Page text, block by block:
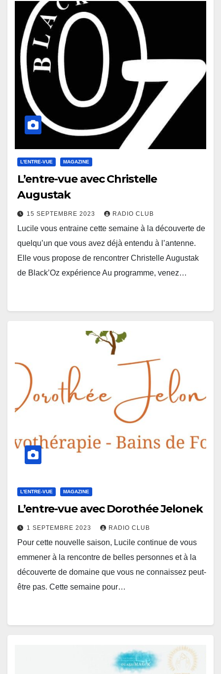
L'ENTRE-VUE MAGAZINE
L’entre-vue avec Christelle
Augustak
15 SEPTEMBRE 2023 RADIO CLUB
Lucile vous entraine cette semaine à la découverte de
quelqu’un que vous avez déjà entendu à l’antenne.
Elle vous propose de rencontrer Christelle Augustak
de Black’Oz expérience Au programme, venez…
L'ENTRE-VUE MAGAZINE
L’entre-vue avec Dorothée Jelonek
1 SEPTEMBRE 2023 RADIO CLUB
Pour cette nouvelle saison, Lucile continue de vous
emmener à la rencontre de belles personnes et à la
découverte de domaine que vous ne connaissez peut-
être pas. Cette semaine pour…